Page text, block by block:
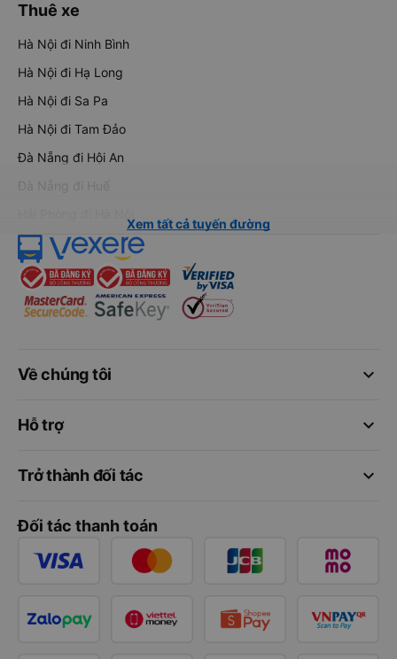
Thuê xe
Hà Nội đi Ninh Bình
Hà Nội đi Hạ Long
Hà Nội đi Sa Pa
Hà Nội đi Tam Đảo
Đà Nẵng đi Hội An
Đà Nẵng đi Huế
Xem tất cả tuyến đường
keyboard_arrow_down
Về chúng tôi
keyboard_arrow_down
Hỗ trợ
keyboard_arrow_down
Trở thành đối tác
Đối tác thanh toán